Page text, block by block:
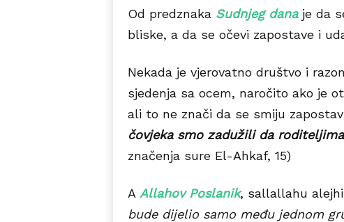
Od predznaka Sudnjeg danaje da
bliske, a da se očevi zapostave i
Nekada je vjerovatno društvo i
sjedenja sa ocem, naročito ako je
ali to ne znači da se smiju
čovjeka smo zadužili da
značenja sure El-Ahkaf, 15)
A Allahov Poslanik, sallallahu
bude dijelio samo među jednom